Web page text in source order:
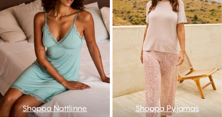
Shoppa Nattlinne Shoppa Pyjamas